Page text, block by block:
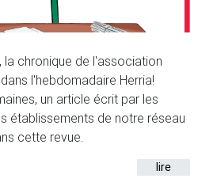
la chronique de l'association
l'hebdomadaire Herria!
un article écrit par les
établissements de notre réseau
cette revue.
lire